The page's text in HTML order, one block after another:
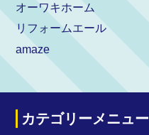
オーワキホーム
リフォームエール
amaze
カテゴリーメニュー